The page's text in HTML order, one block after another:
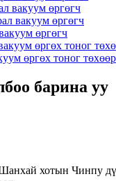
вакуум өргөгч
вакуум өргөгч
өргөгч
өргөх тоног
өргөх тоног
барина уу
хотын Чинпу